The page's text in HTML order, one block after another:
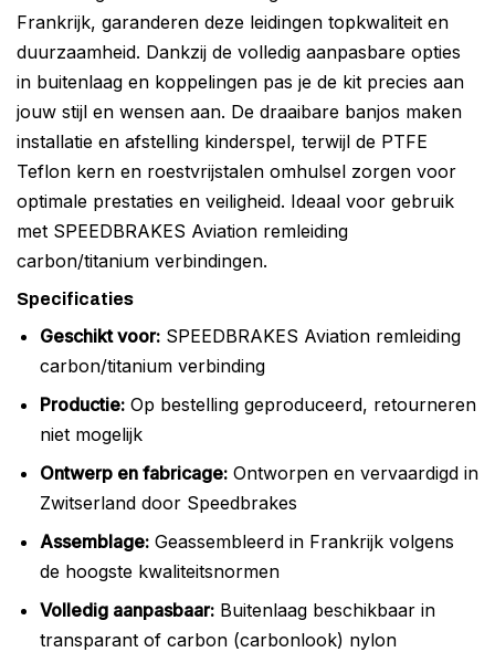
Frankrijk, garanderen deze leidingen topkwaliteit en
duurzaamheid. Dankzij de volledig aanpasbare opties
in buitenlaag en koppelingen pas je de kit precies aan
jouw stijl en wensen aan. De draaibare banjos maken
installatie en afstelling kinderspel, terwijl de PTFE
Teflon kern en roestvrijstalen omhulsel zorgen voor
optimale prestaties en veiligheid. Ideaal voor gebruik
met SPEEDBRAKES Aviation remleiding
carbon/titanium verbindingen.
Specificaties
Geschikt voor:SPEEDBRAKES Aviation remleiding
carbon/titanium verbinding
Productie:Op bestelling geproduceerd, retourneren
niet mogelijk
Ontwerp en fabricage:Ontworpen en vervaardigd in
Zwitserland door Speedbrakes
Assemblage:Geassembleerd in Frankrijk volgens
de hoogste kwaliteitsnormen
Volledig aanpasbaar:Buitenlaag beschikbaar in
transparant of carbon (carbonlook) nylon